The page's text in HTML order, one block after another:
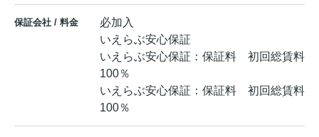
保証会社 / 料金
必加入
いえらぶ安心保証
いえらぶ安心保証：保証料 初回総賃料
100％
いえらぶ安心保証：保証料 初回総賃料
100％